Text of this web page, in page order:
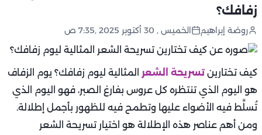
زفافك؟
روضة إبراهيم الخميس , 30 أكتوبر 2025 ,7:35 ص
كيف تختارين تسريحة الشعر
المثالية ليوم زفافك؟ يوم الزفاف
هو اليوم الذي تنتظره كل عروس بفارغ الصبر، فهو اليوم الذي
تُسلَّط فيه الأضواء عليها وتطمح فيه للظهور بأجمل إطلالة.
ومن أهم عناصر هذه الإطلالة هو اختيار تسريحة الشعر